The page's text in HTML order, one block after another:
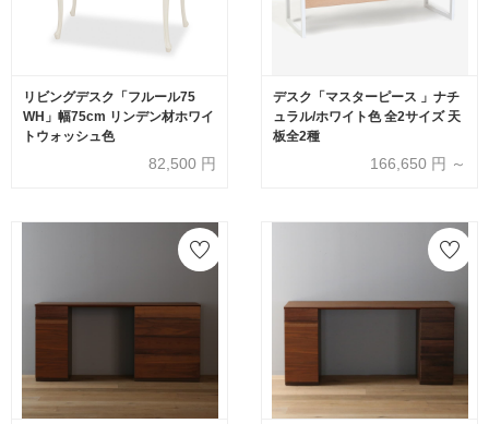
リビングデスク「フルール75
WH」幅75cm リンデン材ホワイ
トウォッシュ色
82,500 円
デスク「マスターピース 」ナチ
ュラル/ホワイト色 全2サイズ 天
板全2種
166,650 円 ～